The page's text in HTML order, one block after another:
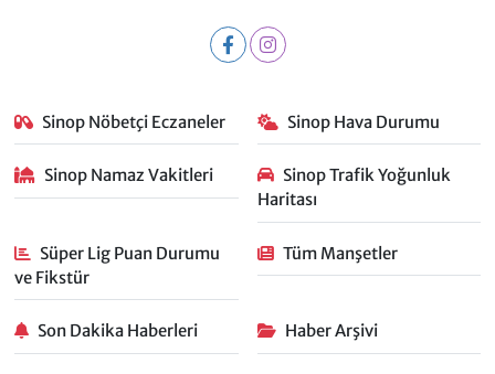
Sinop Nöbetçi Eczaneler Sinop Hava Durumu
Sinop Namaz Vakitleri
Sinop Trafik Yoğunluk
Haritası
Süper Lig Puan Durumu
ve Fikstür
Tüm Manşetler
Son Dakika Haberleri Haber Arşivi